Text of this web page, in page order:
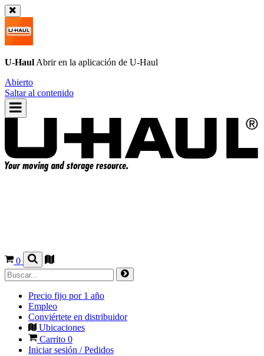
U-Haul Abrir en la aplicación de U-Haul
Abierto
Saltar al contenido
0
Precio fijo por 1 año
Empleo
Conviértete en distribuidor
Ubicaciones
Carrito 0
Iniciar sesión / Pedidos